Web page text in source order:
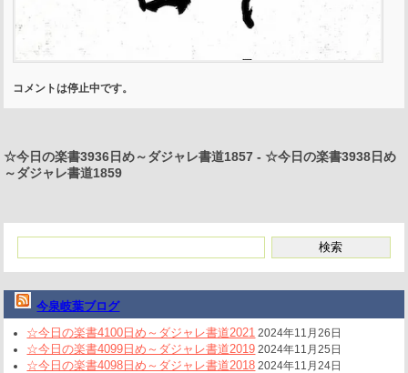
コメントは停止中です。
☆今日の楽書3936日め～ダジャレ書道1857 -☆今日の楽書3938日め
～ダジャレ書道1859
今泉岐葉ブログ
☆今日の楽書4100日め～ダジャレ書道2021 2024年11月26日
☆今日の楽書4099日め～ダジャレ書道2019 2024年11月25日
☆今日の楽書4098日め～ダジャレ書道2018 2024年11月24日